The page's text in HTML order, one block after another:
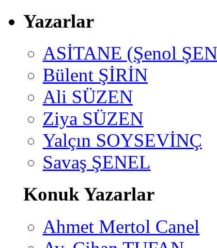
Yazarlar
ASİTANE (Şenol
Bülent ŞİRİN
Ali SÜZEN
Ziya SÜZEN
Yalçın SOYSEVİNÇ
Savaş ŞENEL
Konuk Yazarlar
Ahmet Mertol Canel